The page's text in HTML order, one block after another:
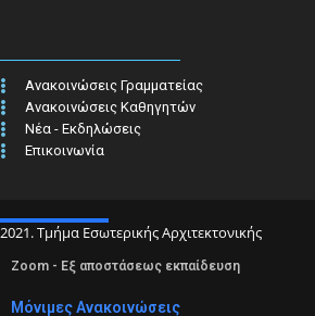
Ανακοινώσεις Γραμματείας
Ανακοινώσεις Καθηγητών
Νέα - Εκδηλώσεις
Επικοινωνία
2021. Τμήμα Εσωτερικής Αρχιτεκτονικής
Zoom - Εξ αποστάσεως εκπαίδευση
Μόνιμες Ανακοινώσεις